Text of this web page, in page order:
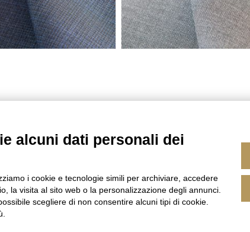
alcuni dati personali dei
i cookie e tecnologie simili per archiviare, accedere
la visita al sito web o la personalizzazione degli annunci.
scegliere di non consentire alcuni tipi di cookie.